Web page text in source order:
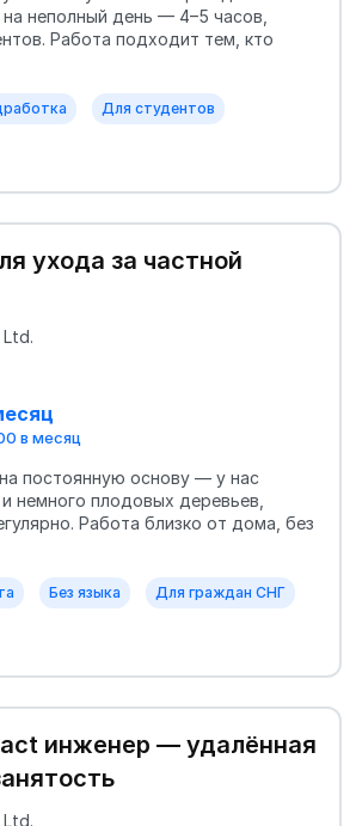
неполный день — 4–5 часов,
Работа подходит тем, кто
Для студентов
ухода за частной
Ltd.
в месяц
постоянную основу — у нас
немного плодовых деревьев,
Работа близко от дома, без
Без языка Для граждан СНГ
инженер — удалённая
Ltd.